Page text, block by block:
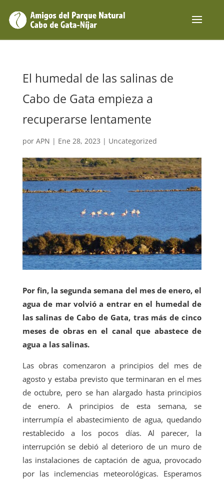
El humedal de las salinas de
Cabo de Gata empieza a
recuperarse lentamente
por APN | Ene 28, 2023 | Uncategorized
Por fin, la segunda semana del mes de enero, el
agua de mar volvió a entrar en el humedal de
las salinas de Cabo de Gata, tras más de cinco
meses de obras en el canal que abastece de
agua a las salinas.
Las obras comenzaron a principios del mes de
agosto y estaba previsto que terminaran en el mes
de octubre, pero se han alargado hasta principios
de enero. A principios de esta semana, se
interrumpía el abastecimiento de agua, quedando
restablecido a los pocos días. Al parecer, la
interrupción se debió al deterioro de un muro de
las instalaciones de captación de agua, provocado
por las inclemencias meteorológicas. Esperamos